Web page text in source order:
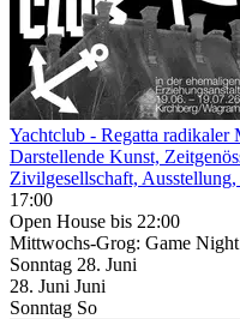
Yachtclub - Regatta radikaler
Darstellende Kunst,
Zivilgesellschaft,
17:00
Open House bis 22:00
Mittwochs-Grog: Game Night
Sonntag 28. Juni
28. Juni Juni
Sonntag So